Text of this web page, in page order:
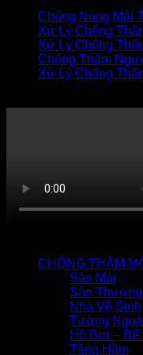
Chống Nóng Mái
Xử Lý Chống
Xử Lý Chống
Chống Thấm
Xử Lý Chống
CHỐNG THẤM
Sàn Mái
Sân Thượng
Nhà Vệ Sinh
Tường
Hồ Bơi –
Tầng Hầm